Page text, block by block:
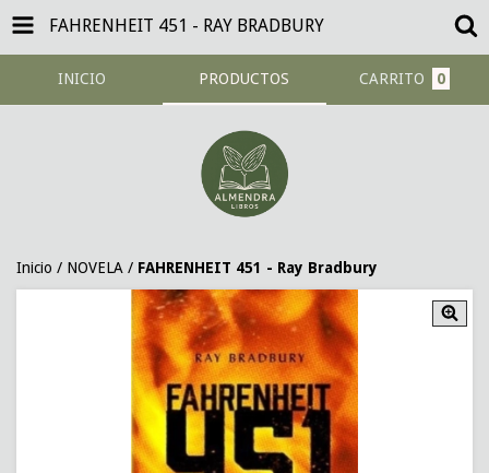
FAHRENHEIT 451 - RAY BRADBURY
INICIO PRODUCTOS CARRITO 0
Inicio / NOVELA / FAHRENHEIT 451 - Ray Bradbury